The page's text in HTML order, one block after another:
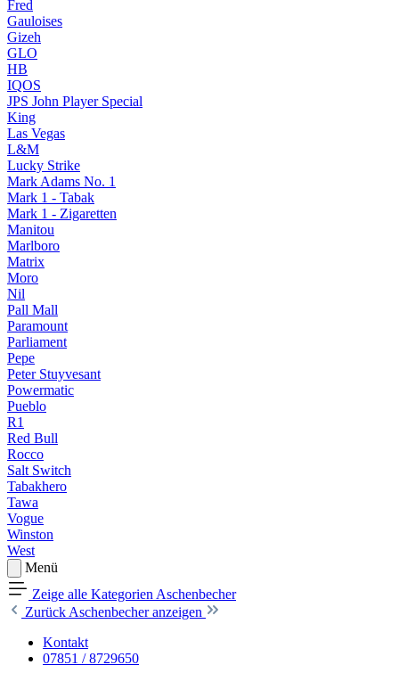
Fred
Gauloises
Gizeh
GLO
HB
IQOS
JPS John Player Special
King
Las Vegas
L&M
Lucky Strike
Mark Adams No. 1
Mark 1 - Tabak
Mark 1 - Zigaretten
Manitou
Marlboro
Matrix
Moro
Nil
Pall Mall
Paramount
Parliament
Pepe
Peter Stuyvesant
Powermatic
Pueblo
R1
Red Bull
Rocco
Salt Switch
Tabakhero
Tawa
Vogue
Winston
West
Menü
Zeige alle Kategorien Aschenbecher
Zurück Aschenbecher anzeigen
Kontakt
07851 / 8729650